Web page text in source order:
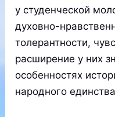
у студенческой
духовно-
толерантности,
расширение у них
особенностях
народного